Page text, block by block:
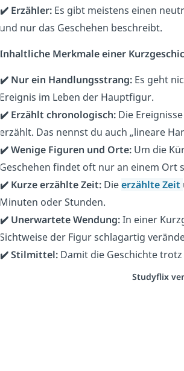
✔️ Erzähler:Es gibt meistens einen
und nur das Geschehen beschreibt.
Inhaltliche Merkmale einer
✔️ Nur ein Handlungsstrang:Es geht
Ereignis im Leben der Hauptfigur.
✔️ Erzählt chronologisch:Die
erzählt. Das nennst du auch „lineare
✔️ Wenige Figuren und Orte:Um die
Geschehen findet oft nur an einem Ort
✔️ Kurze erzählte Zeit:Dieerzählte Zeit
Minuten oder Stunden.
✔️ Unerwartete Wendung:In einer
Sichtweise der Figur schlagartig
✔️ Stilmittel:Damit die Geschichte
Studyflix